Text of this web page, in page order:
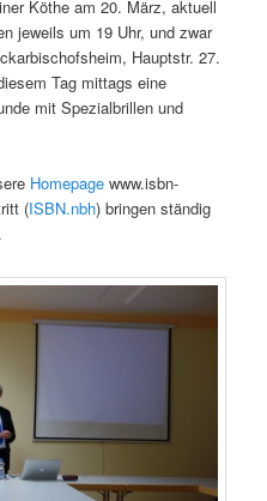
Köthe am 20. März, aktuell
jeweils um 19 Uhr, und zwar
Hauptstr. 27.
Tag mittags eine
mit Spezialbrillen und
Homepage www.isbn-
(ISBN.nbh) bringen ständig